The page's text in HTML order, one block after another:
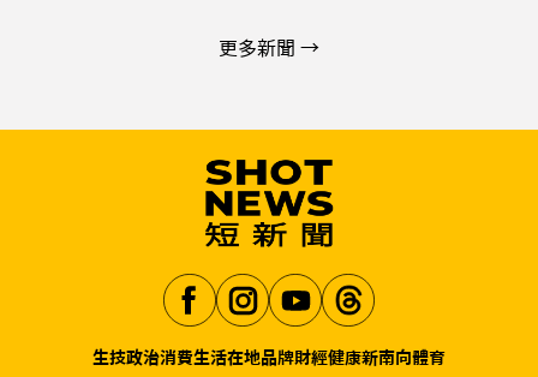
更多新聞 →
生技政治消費生活在地品牌財經健康新南向體育